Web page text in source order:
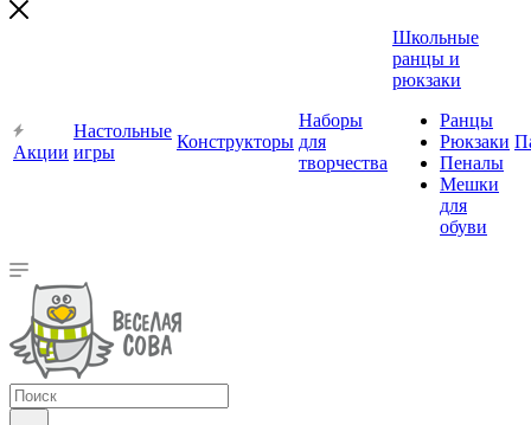
Акции
Настольные
игры
Конструкторы
Наборы
для
творчества
Школьные
ранцы и
рюкзаки
Ранцы
Рюкзаки
Пеналы
Мешки
для
обуви